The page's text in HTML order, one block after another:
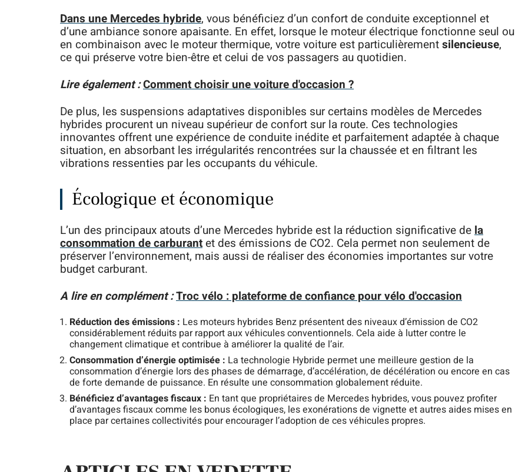
Dans une Mercedes hybride, vous bénéficiez d’un confort de conduite exceptionnel et
d’une ambiance sonore apaisante. En effet, lorsque le moteur électrique fonctionne seul ou
en combinaison avec le moteur thermique, votre voiture est particulièrementsilencieuse,
ce qui préserve votre bien-être et celui de vos passagers au quotidien.
Lire également :Comment choisir une voiture d'occasion ?
De plus, les suspensions adaptatives disponibles sur certains modèles de Mercedes
hybrides procurent un niveau supérieur de confort sur la route. Ces technologies
innovantes offrent une expérience de conduite inédite et parfaitement adaptée à chaque
situation, en absorbant les irrégularités rencontrées sur la chaussée et en filtrant les
vibrations ressenties par les occupants du véhicule.
Écologique et économique
L’un des principaux atouts d’une Mercedes hybride est la réduction significative dela
consommation de carburantet des émissions de CO2. Cela permet non seulement de
préserver l’environnement, mais aussi de réaliser des économies importantes sur votre
budget carburant.
A lire en complément :Troc vélo : plateforme de confiance pour vélo d'occasion
Réduction des émissions : Les moteurs hybrides Benz présentent des niveaux d’émission de CO2
considérablement réduits par rapport aux véhicules conventionnels. Cela aide à lutter contre le
changement climatique et contribue à améliorer la qualité de l’air.
Consommation d’énergie optimisée : La technologie Hybride permet une meilleure gestion de la
consommation d’énergie lors des phases de démarrage, d’accélération, de décélération ou encore en cas
de forte demande de puissance. En résulte une consommation globalement réduite.
Bénéficiez d’avantages fiscaux : En tant que propriétaires de Mercedes hybrides, vous pouvez profiter
d’avantages fiscaux comme les bonus écologiques, les exonérations de vignette et autres aides mises en
place par certaines collectivités pour encourager l’adoption de ces véhicules propres.